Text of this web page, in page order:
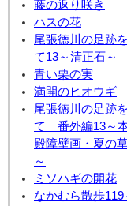
藤の返り咲き
ハスの花
尾張徳川の足跡
て13～清正石～
青い栗の実
満開のヒオウギ
尾張徳川の足跡
て 番外編13～
殿障壁画・夏の
～
ミソハギの開花
なかむら散歩119